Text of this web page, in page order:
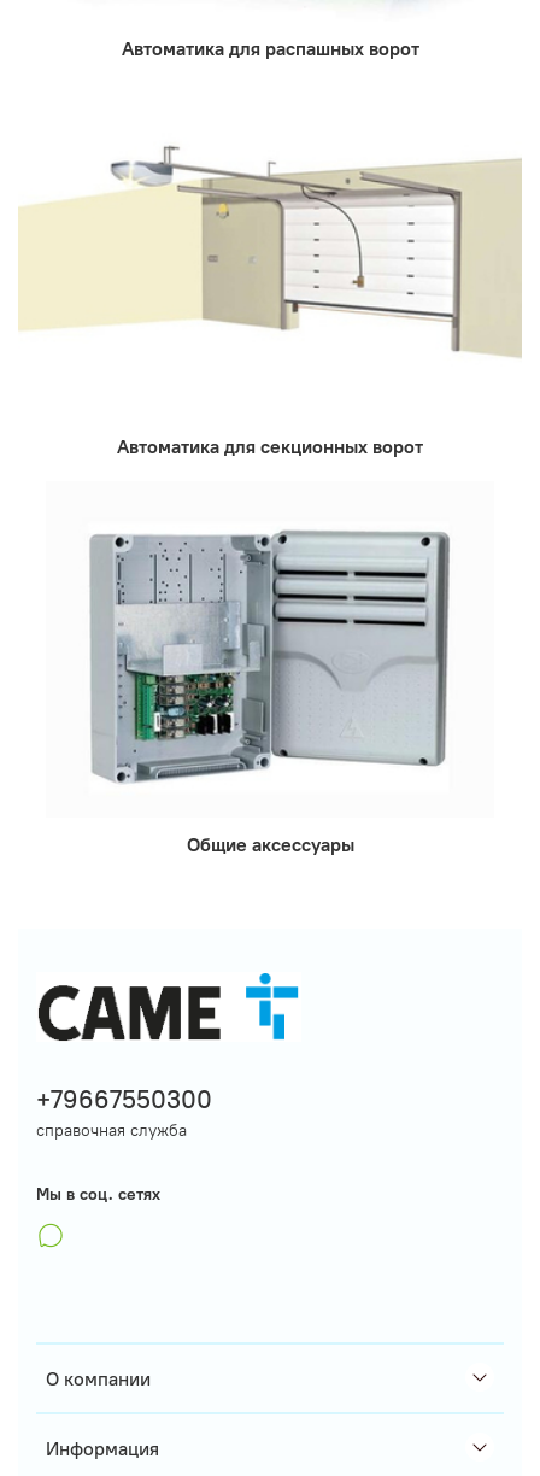
Автоматика для распашных ворот
Автоматика для секционных ворот
Общие аксессуары
О компании
Информация
+79667550300
справочная служба
Мы в соц. сетях